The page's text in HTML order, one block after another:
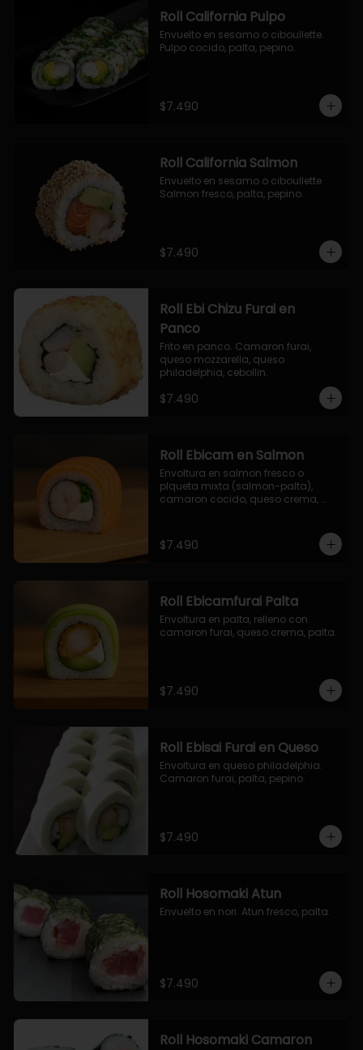
Roll California Pulpo
Envuelto en sesamo o ciboullette.
Pulpo cocido, palta, pepino.
$7.490
Roll California Salmon
Envuelto en sesamo o ciboullette.
Salmon fresco, palta, pepino.
$7.490
Roll Ebi Chizu Furai en
Panco
Frito en panco. Camaron furai,
queso mozzarella, queso
philadelphia, cebollin.
$7.490
Roll Ebicam en Salmon
Envoltura en salmon fresco o
plqueta mixta (salmon-palta),
camaron cocido, queso crema,
$7.490
Roll Ebicamfurai Palta
Envoltura en palta, relleno con
camaron furai, queso crema, palta.
$7.490
Roll Ebisai Furai en Queso
Envoltura en queso philadelphia.
Camaron furai, palta, pepino.
$7.490
Roll Hosomaki Atun
Envuelto en nori. Atun fresco, palta.
$7.490
Roll Hosomaki Camaron